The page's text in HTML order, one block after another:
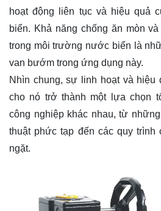
hoạt động liên tục và hiệu quả
biển. Khả năng chống ăn mòn
trong môi trường nước biển là
van bướm trong ứng dụng này.
Nhìn chung, sự linh hoạt và
cho nó trở thành một lựa chọn
công nghiệp khác nhau, từ
thuật phức tạp đến các quy trình
ngặt.